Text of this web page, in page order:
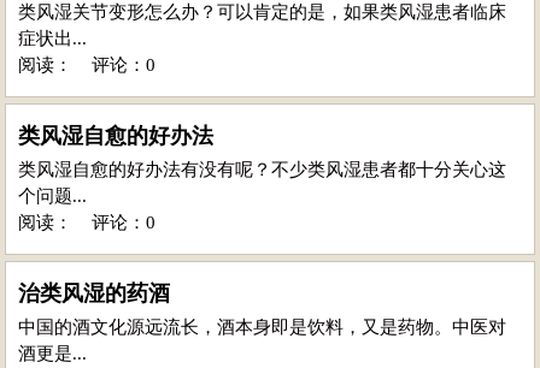
类风湿关节变形怎么办？可以肯定的是，如果类风湿患者临床
症状出...
阅读：
评论：0
类风湿自愈的好办法
类风湿自愈的好办法有没有呢？不少类风湿患者都十分关心这
个问题...
阅读：
评论：0
治类风湿的药酒
中国的酒文化源远流长，酒本身即是饮料，又是药物。中医对
酒更是...